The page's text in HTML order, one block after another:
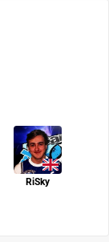
RiSky